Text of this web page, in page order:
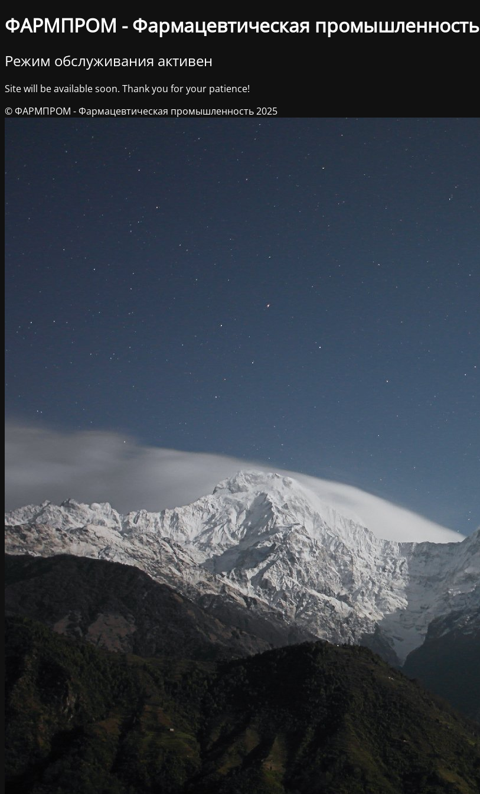
ФАРМПРОМ - Фармацевтическая промышленность
Режим обслуживания активен
Site will be available soon. Thank you for your patience!
© ФАРМПРОМ - Фармацевтическая промышленность 2025